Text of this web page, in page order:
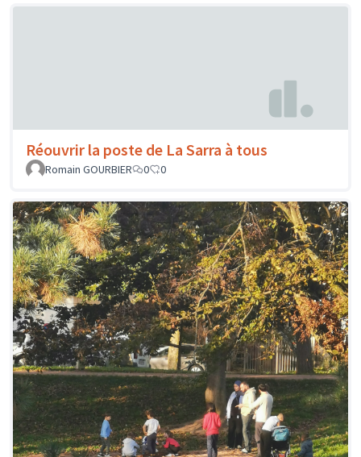
Réouvrir la poste de La Sarra à tous
Romain GOURBIER 0 0